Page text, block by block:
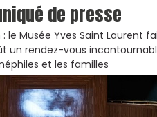
de presse
le Musée Yves Saint Laurent
un rendez-vous
et les familles